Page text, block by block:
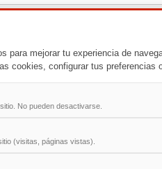
para mejorar tu experiencia de
cookies, configurar tus preferencias
No pueden desactivarse.
(visitas, páginas vistas).